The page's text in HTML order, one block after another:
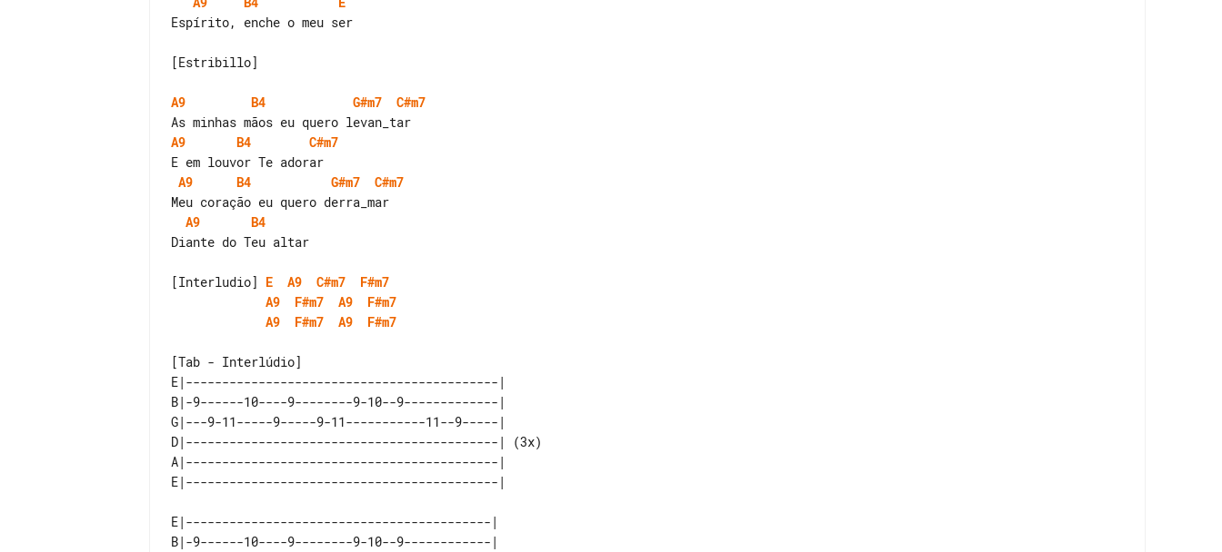
Espírito, enche o meu ser
[Estribillo]
A9 B4 G#m7
C#m7
A9
B4
C#m7
A9
B4 G#m7
C#m7
A9
B4
Diante do Teu altar
[Interludio] E A9 C#m7
F#m7
A9
F#m7 A9
F#m7
A9
F#m7 A9 F#m7
[Tab - Interlúdio]
E|-------------------------------------------|
B|-9------10----9--------9-10--9-------------|
G|---9-11-----9-----9-11-----------11--9-----|
D|-------------------------------------------| (3x)
A|-------------------------------------------|
E|------------------------------------------|
B|-9------10----9--------9-10--9------------|